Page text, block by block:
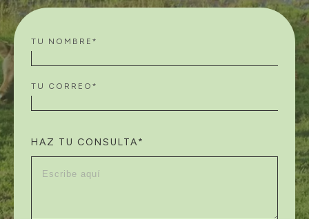
TU NOMBRE*
TU CORREO*
HAZ TU CONSULTA*